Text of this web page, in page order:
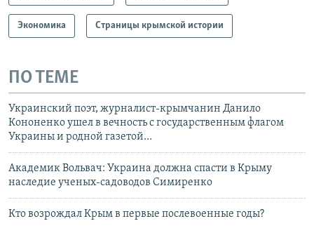
Экономика Страницы крымской истории
ПО ТЕМЕ
Украинский поэт, журналист-крымчанин Данило
Кононенко ушел в вечность с государственным флагом
Украины и родной газетой…
Академик Вольвач: Украина должна спасти в Крыму
наследие ученых-садоводов Симиренко
Кто возрождал Крым в первые послевоенные годы?